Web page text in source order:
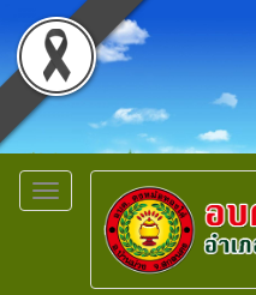
Toggle
navigation